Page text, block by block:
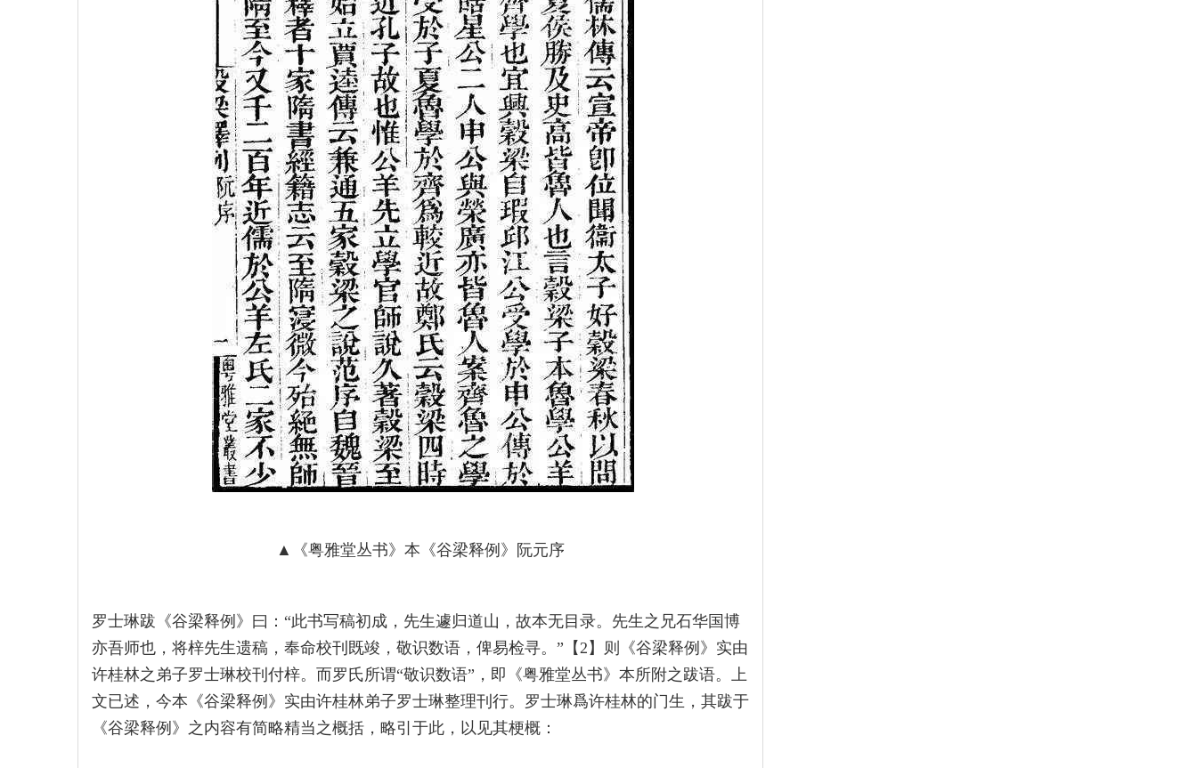
▲《粤雅堂丛书》本《谷梁释例》阮元序
罗士琳跋《谷梁释例》曰：“此书写稿初成，先生遽归道山，故本无目录。先生之兄石华国博
亦吾师也，将梓先生遗稿，奉命校刊既竣，敬识数语，俾易检寻。”【2】则《谷梁释例》实由
许桂林之弟子罗士琳校刊付梓。而罗氏所谓“敬识数语”，即《粤雅堂丛书》本所附之跋语。上
文已述，今本《谷梁释例》实由许桂林弟子罗士琳整理刊行。罗士琳爲许桂林的门生，其跋于
《谷梁释例》之内容有简略精当之概括，略引于此，以见其梗概：